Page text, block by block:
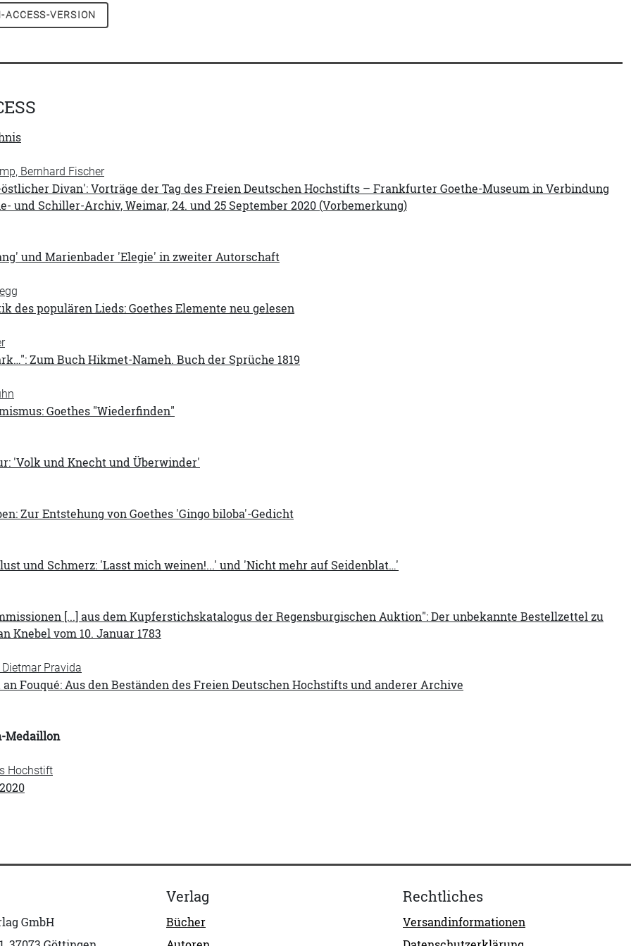
VERSION
Bernhard Fischer
Divan': Vorträge der Tag des Freien Deutschen Hochstifts – Frankfurter Goethe-Museum in Verbindung
und Schiller-Archiv, Weimar, 24. und 25 September 2020 (Vorbemerkung)
und Marienbader 'Elegie' in zweiter Autorschaft
des populären Lieds: Goethes Elemente neu gelesen
Zum Buch Hikmet-Nameh. Buch der Sprüche 1819
Goethes "Wiederfinden"
'Volk und Knecht und Überwinder'
Zur Entstehung von Goethes 'Gingo biloba'-Gedicht
und Schmerz: 'Lasst mich weinen!...' und 'Nicht mehr auf Seidenblat…'
[...] aus dem Kupferstichskatalogus der Regensburgischen Auktion": Der unbekannte Bestellzettel zu
Knebel vom 10. Januar 1783
Pravida
Fouqué: Aus den Beständen des Freien Deutschen Hochstifts und anderer Archive
Medaillon
Hochstift
GmbH
Verlag
Bücher
Rechtliches
Versandinformationen